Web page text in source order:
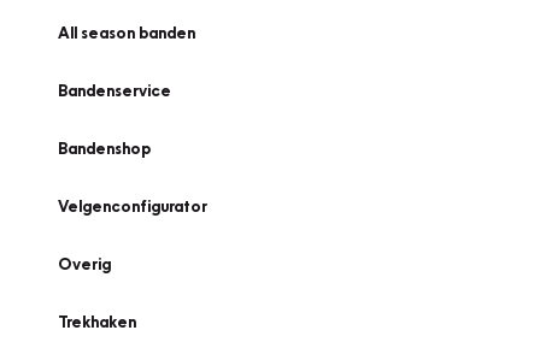
All season banden
Bandenservice
Bandenshop
Velgenconfigurator
Overig
Trekhaken